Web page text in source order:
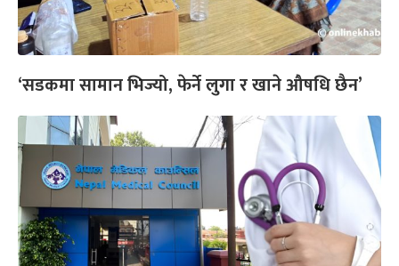
‘सडकमा सामान भिज्यो, फेर्ने लुगा र खाने औषधि छैन’